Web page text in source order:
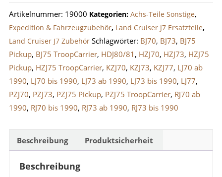
J7
Stahlfelge
6x16
Zoll
Heavy
Duty
6-
Loch
Menge
Artikelnummer: 19000 Kategorien: Achs-Teile Sonstige,
Expedition & Fahrzeugzubehör, Land Cruiser J7 Ersatzteile,
Land Cruiser J7 Zubehör Schlagwörter: BJ70, BJ73, BJ75
Pickup, BJ75 TroopCarrier, HDJ80/81 , HZJ70, HZJ73, HZJ75
Pickup, HZJ75 TroopCarrier, KZJ70, KZJ73, KZJ77, LJ70 ab
1990, LJ70 bis 1990, LJ73 ab 1990, LJ73 bis 1990, LJ77,
PZJ70, PZJ73, PZJ75 Pickup, PZJ75 TroopCarrier, RJ70 ab
1990, RJ70 bis 1990, RJ73 ab 1990, RJ73 bis 1990
Beschreibung Produktsicherheit
Beschreibung